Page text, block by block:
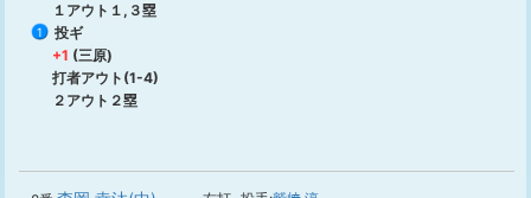
１アウト１,３塁
1
投ギ
+1 (三原)
打者アウト(1-4)
２アウト２塁